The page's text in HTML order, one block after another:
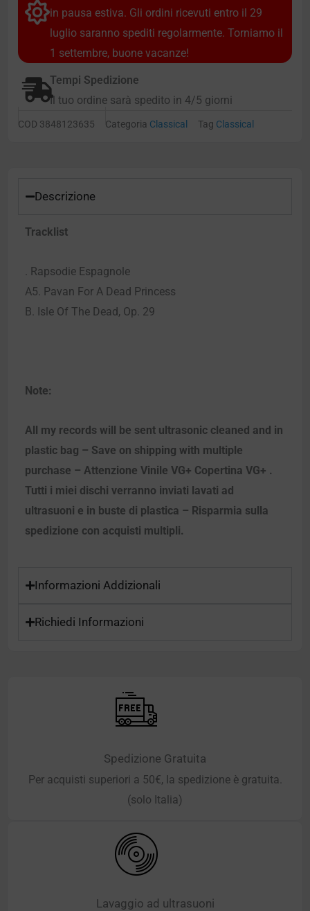
in pausa estiva. Gli ordini ricevuti entro il 29
luglio saranno spediti regolarmente. Torniamo il
1 settembre, buone vacanze!
Tempi Spedizione
Il tuo ordine sarà spedito in 4/5 giorni
COD 3848123635 Categoria Classical Tag Classical
Descrizione
Tracklist
. Rapsodie Espagnole
A5. Pavan For A Dead Princess
B. Isle Of The Dead, Op. 29
Note:
All my records will be sent ultrasonic cleaned and in
plastic bag – Save on shipping with multiple
purchase – Attenzione Vinile VG+ Copertina VG+ .
Tutti i miei dischi verranno inviati lavati ad
ultrasuoni e in buste di plastica – Risparmia sulla
spedizione con acquisti multipli.
Informazioni Addizionali
Richiedi Informazioni
Spedizione Gratuita
Per acquisti superiori a 50€, la spedizione è gratuita.
(solo Italia)
Lavaggio ad ultrasuoni